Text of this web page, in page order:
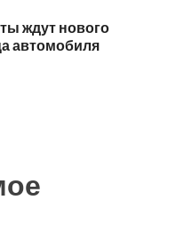
ждут нового
автомобиля